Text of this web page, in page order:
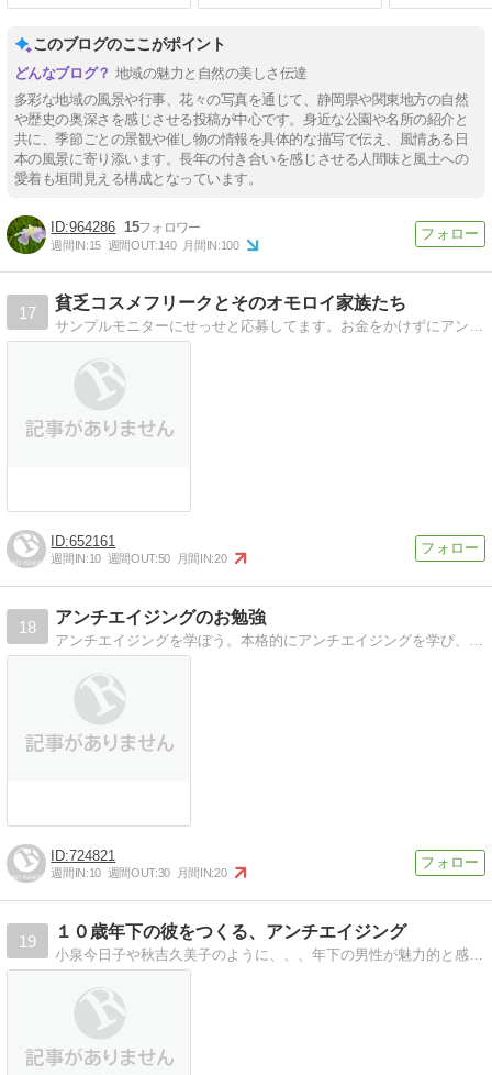
このブログのここがポイント
地域の魅力と自然の美しさ伝達
多彩な地域の風景や行事、花々の写真を通じて、静岡県や関東地方の自然
や歴史の奥深さを感じさせる投稿が中心です。身近な公園や名所の紹介と
共に、季節ごとの景観や催し物の情報を具体的な描写で伝え、風情ある日
本の風景に寄り添います。長年の付き合いを感じさせる人間味と風土への
愛着も垣間見える構成となっています。
964286 15
週間IN:15 週間OUT:140 月間IN:100
17
貧乏コスメフリークとそのオモロイ家族たち
652161
週間IN:10 週間OUT:50 月間IN:20
18
アンチエイジングのお勉強
724821
週間IN:10 週間OUT:30 月間IN:20
19
１０歳年下の彼をつくる、アンチエイジング
小泉今日子や秋吉久美子のように、、、年下の男性が魅力的と感じる女性でいるための、アンチエイジング１０の秘訣